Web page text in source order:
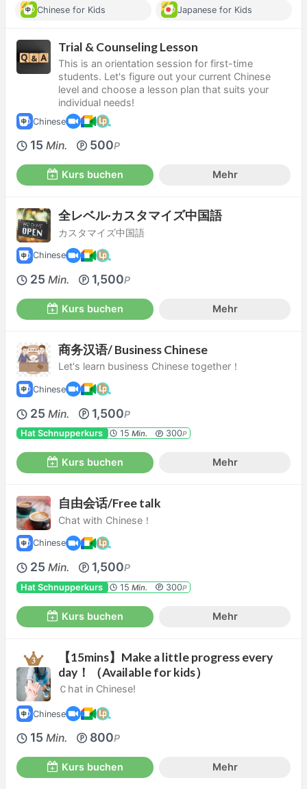
Chinese for Kids Japanese for Kids
Trial & Counseling Lesson
This is an orientation session for first-time
students. Let's figure out your current Chinese
level and choose a lesson plan that suits your
individual needs!
Chinese
15 Min. 500P
Kurs buchen Mehr
全レベル·カスタマイズ中国語
カスタマイズ中国語
Chinese
25 Min. 1,500P
Kurs buchen Mehr
商务汉语/ Business Chinese
Let's learn business Chinese together！
Chinese
25 Min. 1,500P
Hat Schnupperkurs 15 Min. 300P
Kurs buchen Mehr
自由会话/Free talk
Chat with Chinese！
Chinese
25 Min. 1,500P
Hat Schnupperkurs 15 Min. 300P
Kurs buchen Mehr
【15mins】Make a little progress every
day！（Available for kids）
Ｃhat in Chinese!
Chinese
15 Min. 800P
Kurs buchen Mehr